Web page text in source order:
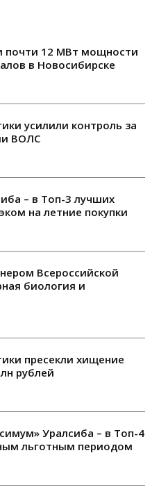
почти 12 МВт мощности
в Новосибирске
усилили контроль за
ВОЛС
– в Топ-3 лучших
на летние покупки
Всероссийской
биология и
пресекли хищение
рублей
Уралсиба – в Топ-4
льготным периодом